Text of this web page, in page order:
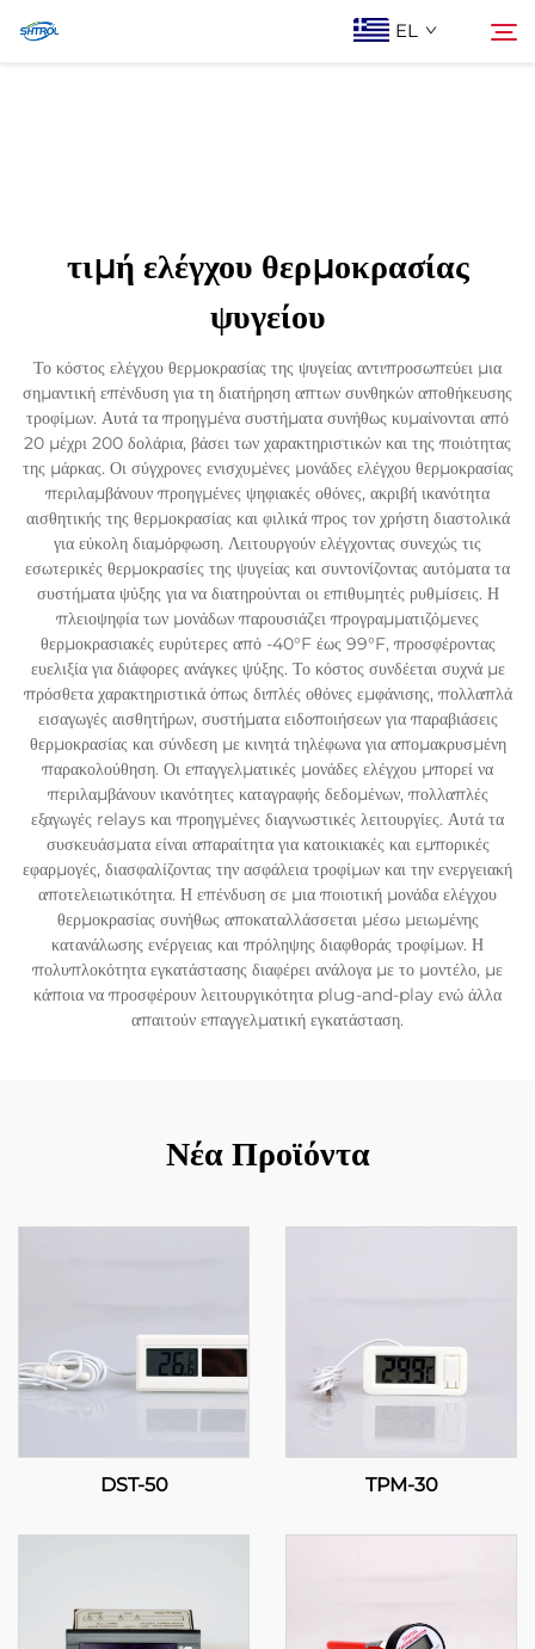
EL
Επικοινωνία Με Ας
τιμή ελέγχου θερμοκρασίας
ψυγείου
Το κόστος ελέγχου θερμοκρασίας της ψυγείας αντιπροσωπεύει μια
σημαντική επένδυση για τη διατήρηση απτων συνθηκών αποθήκευσης
τροφίμων. Αυτά τα προηγμένα συστήματα συνήθως κυμαίνονται από
20 μέχρι 200 δολάρια, βάσει των χαρακτηριστικών και της ποιότητας
της μάρκας. Οι σύγχρονες ενισχυμένες μονάδες ελέγχου θερμοκρασίας
περιλαμβάνουν προηγμένες ψηφιακές οθόνες, ακριβή ικανότητα
αισθητικής της θερμοκρασίας και φιλικά προς τον χρήστη διαστολικά
για εύκολη διαμόρφωση. Λειτουργούν ελέγχοντας συνεχώς τις
εσωτερικές θερμοκρασίες της ψυγείας και συντονίζοντας αυτόματα τα
συστήματα ψύξης για να διατηρούνται οι επιθυμητές ρυθμίσεις. Η
πλειοψηφία των μονάδων παρουσιάζει προγραμματιζόμενες
θερμοκρασιακές ευρύτερες από -40°F έως 99°F, προσφέροντας
ευελιξία για διάφορες ανάγκες ψύξης. Το κόστος συνδέεται συχνά με
πρόσθετα χαρακτηριστικά όπως διπλές οθόνες εμφάνισης, πολλαπλά
εισαγωγές αισθητήρων, συστήματα ειδοποιήσεων για παραβιάσεις
θερμοκρασίας και σύνδεση με κινητά τηλέφωνα για απομακρυσμένη
παρακολούθηση. Οι επαγγελματικές μονάδες ελέγχου μπορεί να
περιλαμβάνουν ικανότητες καταγραφής δεδομένων, πολλαπλές
εξαγωγές relays και προηγμένες διαγνωστικές λειτουργίες. Αυτά τα
συσκευάσματα είναι απαραίτητα για κατοικιακές και εμπορικές
εφαρμογές, διασφαλίζοντας την ασφάλεια τροφίμων και την ενεργειακή
αποτελειωτικότητα. Η επένδυση σε μια ποιοτική μονάδα ελέγχου
θερμοκρασίας συνήθως αποκαταλλάσσεται μέσω μειωμένης
κατανάλωσης ενέργειας και πρόληψης διαφθοράς τροφίμων. Η
πολυπλοκότητα εγκατάστασης διαφέρει ανάλογα με το μοντέλο, με
κάποια να προσφέρουν λειτουργικότητα plug-and-play ενώ άλλα
απαιτούν επαγγελματική εγκατάσταση.
Νέα Προϊόντα
DST-50 TPM-30